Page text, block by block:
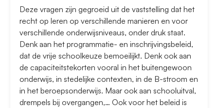
Deze vragen zijn gegroeid uit de vaststelling dat het
recht op leren op verschillende manieren en voor
verschillende onderwijsniveaus, onder druk staat.
Denk aan het programmatie- en inschrijvingsbeleid,
dat de vrije schoolkeuze bemoeilijkt. Denk ook aan
de capaciteitstekorten vooral in het buitengewoon
onderwijs, in stedelijke contexten, in de B-stroom en
in het beroepsonderwijs. Maar ook aan schooluitval,
drempels bij overgangen,… Ook voor het beleid is